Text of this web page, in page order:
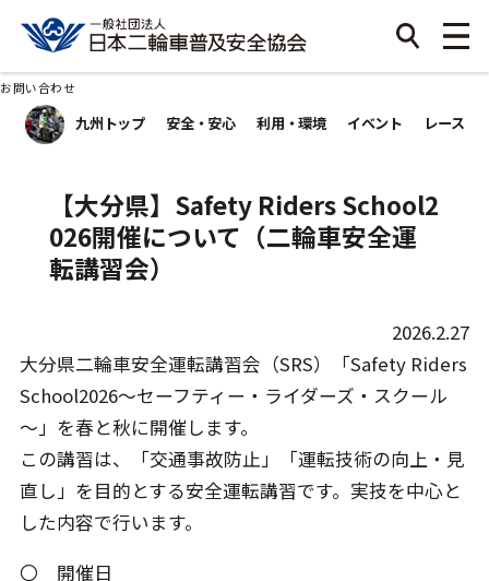
九州トップ 安全・安心 利用・環境 イベント レース
お問い合わせ
【大分県】Safety Riders School2
026開催について（二輪車安全運
転講習会）
2026.2.27
大分県二輪車安全運転講習会（SRS）「Safety Riders
School2026～セーフティー・ライダーズ・スクール
～」を春と秋に開催します。
この講習は、「交通事故防止」「運転技術の向上・見
直し」を目的とする安全運転講習です。実技を中心と
した内容で行います。
〇 開催日